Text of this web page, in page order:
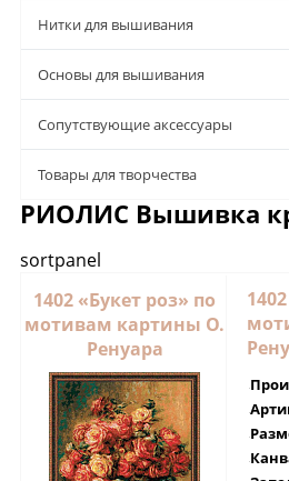
Нитки для вышивания
Основы для вышивания
Сопутствующие аксессуары
Товары для творчества
РИОЛИС Вышивка
sortpanel
1402 «Букет роз» по
мотивам картины О.
Ренуара